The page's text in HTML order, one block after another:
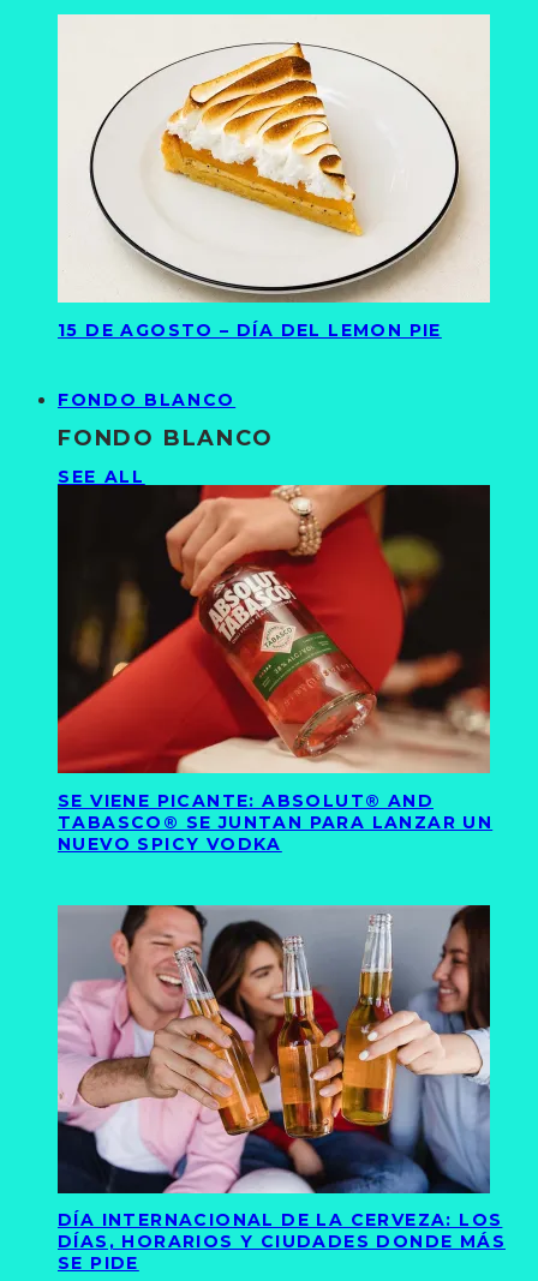
15 DE AGOSTO – DÍA DEL LEMON PIE
FONDO BLANCO
FONDO BLANCO
SEE ALL
SE VIENE PICANTE: ABSOLUT® AND
TABASCO® SE JUNTAN PARA LANZAR UN
NUEVO SPICY VODKA
DÍA INTERNACIONAL DE LA CERVEZA: LOS
DÍAS, HORARIOS Y CIUDADES DONDE MÁS
SE PIDE